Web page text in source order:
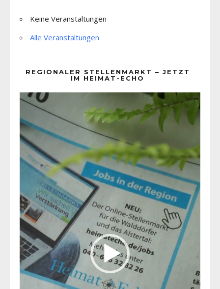
Keine Veranstaltungen
Alle Veranstaltungen
REGIONALER STELLENMARKT – JETZT
IM HEIMAT-ECHO
Player